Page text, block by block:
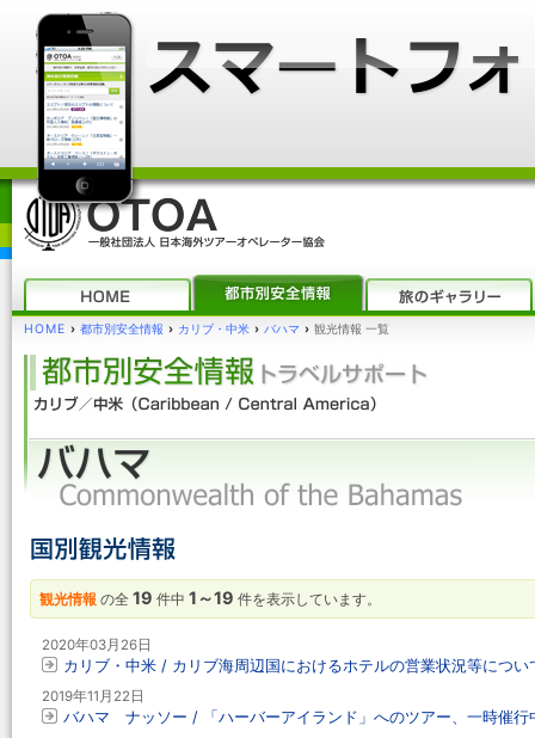
HOME › 都市別安全情報 › カリブ・中米 › バハマ › 観光情報 一覧
観光情報 の全 19 件中 1～19 件を表示しています。
2020年03月26日
カリブ・中米 / カリブ海周辺国におけるホテルの営業状況等につい
2019年11月22日
バハマ ナッソー / 「ハーバーアイランド」へのツアー、一時催行